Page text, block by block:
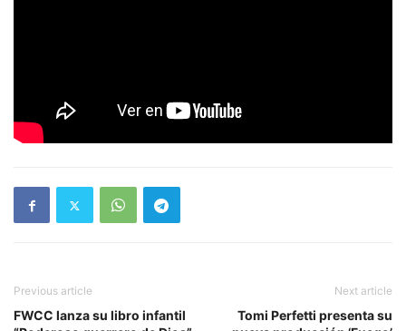
Previous article
FWCC lanza su libro infantil
Next article
Tomi Perfetti presenta su